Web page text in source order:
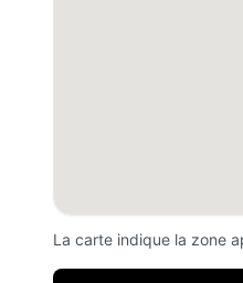
La carte indique la zone